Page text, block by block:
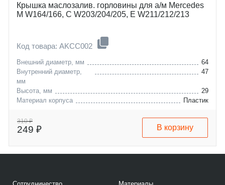
Крышка маслозалив. горловины для а/м Mercedes
M W164/166, C W203/204/205, E W211/212/213
Код товара: AKCC002
Внешний диаметр, мм
64
Внутренний диаметр,
мм
47
Высота, мм
29
Материал корпуса
Пластик
jeep
pt-cruiser
mercedes-benz
grand-cherokee
310 ₽
249 ₽ В корзину